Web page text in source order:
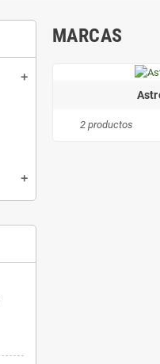
add
add
MARCAS
2 productos